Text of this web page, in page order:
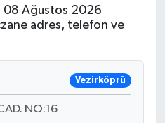
08 Ağustos 2026
adres, telefon ve
Vezirköprü
NO:16